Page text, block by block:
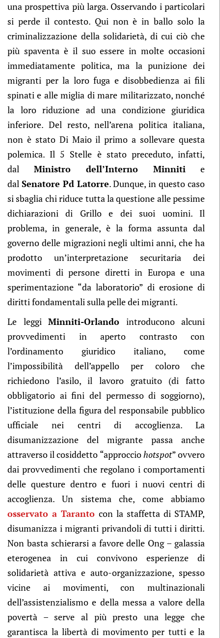
una prospettiva più larga. Osservando i particolari
si perde il contesto. Qui non è in ballo solo la
criminalizzazione della solidarietà, di cui ciò che
più spaventa è il suo essere in molte occasioni
immediatamente politica, ma la punizione dei
migranti per la loro fuga e disobbedienza ai fili
spinati e alle miglia di mare militarizzato, nonché
la loro riduzione ad una condizione giuridica
inferiore. Del resto, nell’arena politica italiana,
non è stato Di Maio il primo a sollevare questa
polemica. Il 5 Stelle è stato preceduto, infatti,
dal Ministro dell’Interno Minniti e
dal Senatore Pd Latorre. Dunque, in questo caso
si sbaglia chi riduce tutta la questione alle pessime
dichiarazioni di Grillo e dei suoi uomini. Il
problema, in generale, è la forma assunta dal
governo delle migrazioni negli ultimi anni, che ha
prodotto un’interpretazione securitaria dei
movimenti di persone diretti in Europa e una
sperimentazione “da laboratorio” di erosione di
diritti fondamentali sulla pelle dei migranti.
Le leggi Minniti-Orlando introducono alcuni
provvedimenti in aperto contrasto con
l’ordinamento giuridico italiano, come
l’impossibilità dell’appello per coloro che
richiedono l’asilo, il lavoro gratuito (di fatto
obbligatorio ai fini del permesso di soggiorno),
l’istituzione della figura del responsabile pubblico
ufficiale nei centri di accoglienza. La
disumanizzazione del migrante passa anche
attraverso il cosiddetto “approcciohotspot” ovvero
dai provvedimenti che regolano i comportamenti
delle questure dentro e fuori i nuovi centri di
accoglienza. Un sistema che, come abbiamo
osservato a Taranto con la staffetta di STAMP,
disumanizza i migranti privandoli di tutti i diritti.
Non basta schierarsi a favore delle Ong – galassia
eterogenea in cui convivono esperienze di
solidarietà attiva e auto-organizzazione, spesso
vicine ai movimenti, con multinazionali
dell’assistenzialismo e della messa a valore della
povertà – serve al più presto una legge che
garantisca la libertà di movimento per tutti e la